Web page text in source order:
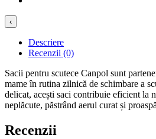
‹
Descriere
Recenzii (0)
Sacii pentru scutece Canpol sunt
mame în rutina zilnică de schimbare a
delicat, acești saci contribuie eficient la
neplăcute, păstrând aerul curat și
Recenzii